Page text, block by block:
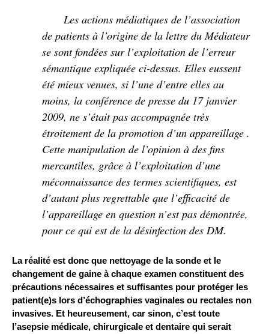
Les actions médiatiques de l’association
de patients à l’origine de la lettre du Médiateur
se sont fondées sur l’exploitation de l’erreur
sémantique expliquée ci-dessus. Elles eussent
été mieux venues, si l’une d’entre elles au
moins, la conférence de presse du 17 janvier
2009, ne s’était pas accompagnée très
étroitement de la promotion d’un appareillage .
Cette manipulation de l’opinion à des fins
mercantiles, grâce à l’exploitation d’une
méconnaissance des termes scientifiques, est
d’autant plus regrettable que l’efficacité de
l’appareillage en question n’est pas démontrée,
pour ce qui est de la désinfection des DM.
La réalité est donc que nettoyage de la sonde et le
changement de gaine à chaque examen constituent des
précautions nécessaires et suffisantes pour protéger les
patient(e)s lors d’échographies vaginales ou rectales non
invasives. Et heureusement, car sinon, c’est toute
l’asepsie médicale, chirurgicale et dentaire qui serait